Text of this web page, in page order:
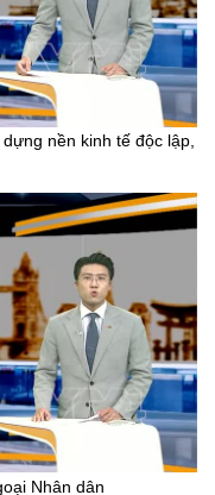
nền kinh tế độc lập,
Nhân dân